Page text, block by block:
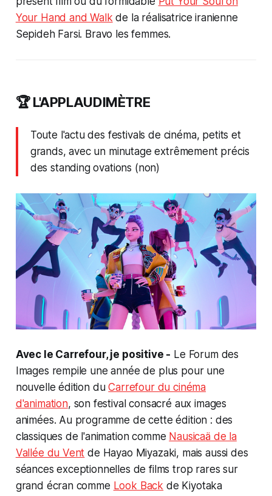
Your Hand and Walk de la réalisatrice iranienne
Sepideh Farsi. Bravo les femmes.
🏆 L'APPLAUDIMÈTRE
Toute l'actu des festivals de cinéma, petits et
grands, avec un minutage extrêmement précis
des standing ovations (non)
Avec le Carrefour, je positive - Le Forum des
Images rempile une année de plus pour une
nouvelle édition duCarrefour du cinéma
d'animation, son festival consacré aux images
animées. Au programme de cette édition : des
classiques de l'animation comme Nausicaä de la
Vallée du Vent de Hayao Miyazaki, mais aussi des
séances exceptionnelles de films trop rares sur
grand écran comme Look Back de Kiyotaka